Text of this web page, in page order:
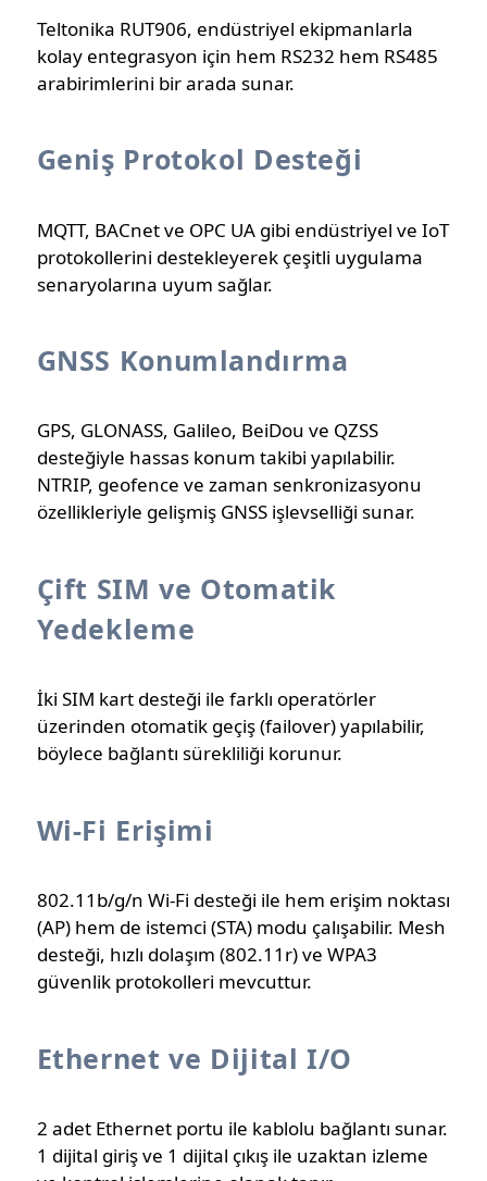
Teltonika RUT906, endüstriyel ekipmanlarla
kolay entegrasyon için hem RS232 hem RS485
arabirimlerini bir arada sunar.
Geniş Protokol Desteği
MQTT, BACnet ve OPC UA gibi endüstriyel ve IoT
protokollerini destekleyerek çeşitli uygulama
senaryolarına uyum sağlar.
GNSS Konumlandırma
GPS, GLONASS, Galileo, BeiDou ve QZSS
desteğiyle hassas konum takibi yapılabilir.
NTRIP, geofence ve zaman senkronizasyonu
özellikleriyle gelişmiş GNSS işlevselliği sunar.
Çift SIM ve Otomatik
Yedekleme
İki SIM kart desteği ile farklı operatörler
üzerinden otomatik geçiş (failover) yapılabilir,
böylece bağlantı sürekliliği korunur.
Wi‑Fi Erişimi
802.11b/g/n Wi‑Fi desteği ile hem erişim noktası
(AP) hem de istemci (STA) modu çalışabilir. Mesh
desteği, hızlı dolaşım (802.11r) ve WPA3
güvenlik protokolleri mevcuttur.
Ethernet ve Dijital I/O
2 adet Ethernet portu ile kablolu bağlantı sunar.
1 dijital giriş ve 1 dijital çıkış ile uzaktan izleme